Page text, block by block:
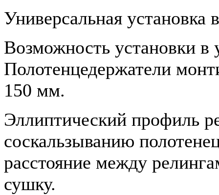
Универсальная
Возможность установки
Полотенцедержатели
150 мм.
Эллиптический профиль
соскальзыванию
расстояние между
сушку.